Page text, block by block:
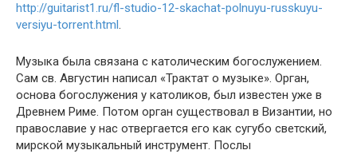
http://guitarist1.ru/fl-studio-12-skachat-polnuyu-russkuyu-
versiyu-torrent.html .
Музыка была связана с католическим богослужением.
Сам св. Августин написал «Трактат о музыке». Орган,
основа богослужения у католиков, был известен уже в
Древнем Риме. Потом орган существовал в Византии, но
православие у нас отвергается его как сугубо светский,
мирской музыкальный инструмент. Послы